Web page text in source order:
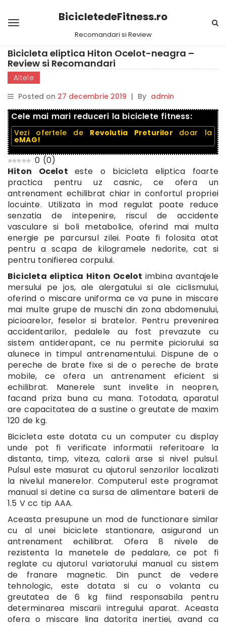
BicicletedeFitness.ro
Recomandari si Review
Bicicleta eliptica Hiton Ocelot-neagra –
Review si Recomandari
Altele
Posted on 27 decembrie 2019 | By admin
Cele mai mari reduceri la biciclete fitness:
Vezi ofertele de Revolutia Preturilor doar la
eMAG!
0 (0)
Hiton Oceloteste o bicicleta eliptica foarte
practica pentru uz casnic, ce ofera un
antrenament echilibrat chiar in confortul propriei
locuinte. Utilizata in mod regulat poate reduce
senzatia de intepenire, riscul de accidente
vasculare si boli metabolice, oferind mai multa
energie pe parcursul zilei. Poate fi folosita atat
pentru a scapa de kilogramele nedorite, cat si
pentru tonifierea corpului.
Bicicleta eliptica Hiton Ocelot imbina avantajele
mersului pe jos, ale alergatului si ale ciclismului,
oferind o miscare uniforma ce va pune in miscare
mai multe grupe de muschi din zona abdomenului,
picioarelor, feselor si bratelor. Pentru prevenirea
accidentarilor, pedalele au fost prevazute cu
sistem antiderapant, ce nu permite piciorului sa
alunece in timpul antrenamentului. Dispune de o
pereche de brate fixe si de o pereche de brate
mobile, ce ofera un antrenament eficient si
echilibrat. Manerele sunt invelite in neopren,
facand priza buna cu mana. Totodata, aparatul
are capacitatea de a sustine o greutate de maxim
120 de kg.
Bicicleta este dotata cu un computer cu display
unde pot fi verificate informatii referitoare la
distanta, timp, viteza, calorii arse si nivel pulsul.
Pulsul este masurat cu ajutorul senzorilor localizati
la nivelul manerelor. Computerul este programat
manual si detine ca sursa de alimentare baterii de
1.5 V cc tip AAA.
Aceasta presupune un mod de functionare similar
cu al unei biciclete stantionare, asigurand un
antrenament echilibrat. Ofera 8 nivele de
rezistenta la manetele de pedalare, ce pot fi
reglate cu ajutorul variatorului manual cu sistem
de franare magnetic. Din punct de vedere
tehnologic, este dotata si cu o volanta cu
greutatea de 6 kg fiind responsabila pentru
determinarea miscarii intregului aparat. Aceasta
ofera o miscare lina datorita inertiei, avand ca